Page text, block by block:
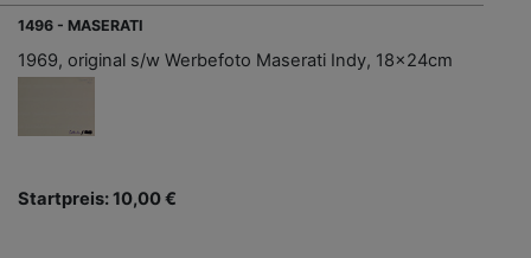
1496 - MASERATI
1969, original s/w Werbefoto Maserati Indy, 18x24cm
Startpreis: 10,00 €